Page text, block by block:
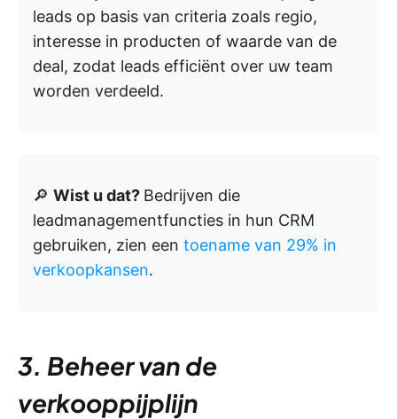
leads op basis van criteria zoals regio,
interesse in producten of waarde van de
deal, zodat leads efficiënt over uw team
worden verdeeld.
🔎 Wist u dat? Bedrijven die
leadmanagementfuncties in hun CRM
gebruiken, zien een toename van 29% in
verkoopkansen.
3. Beheer van de
verkooppijplijn